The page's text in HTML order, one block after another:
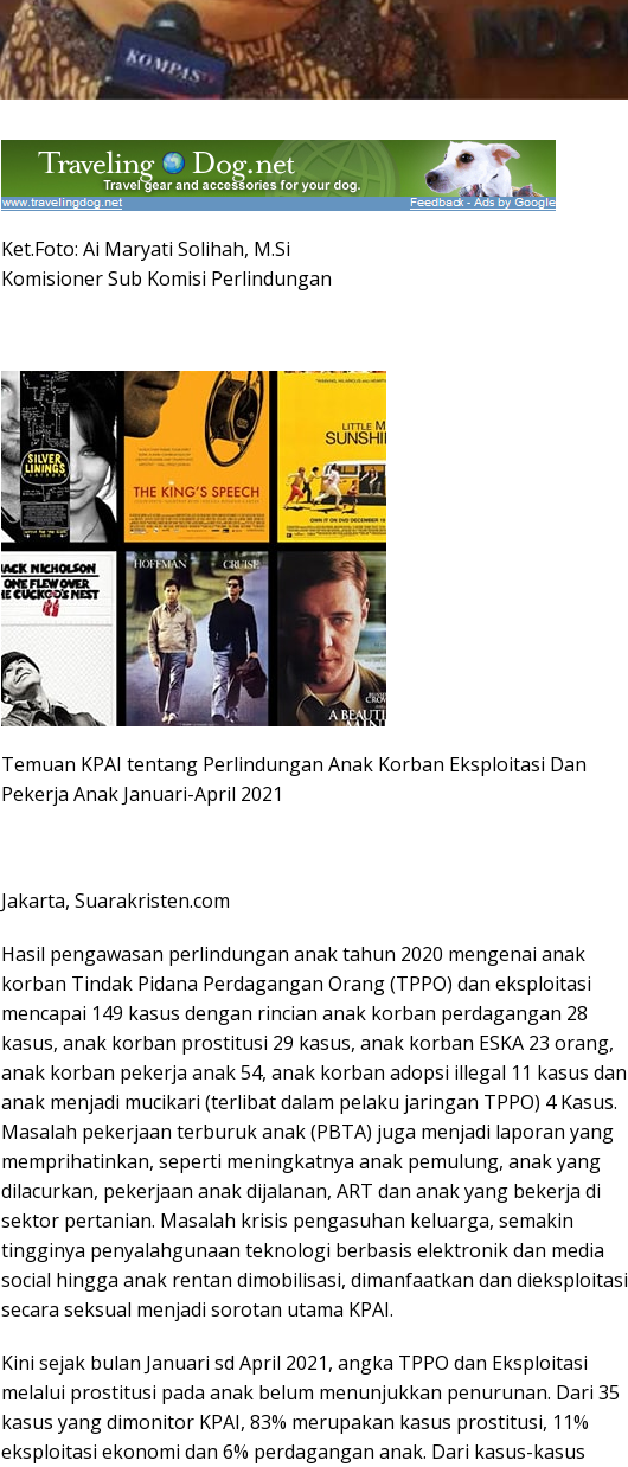
Ket.Foto: Ai Maryati Solihah, M.Si
Komisioner Sub Komisi Perlindungan
Temuan KPAI tentang Perlindungan Anak Korban Eksploitasi Dan
Pekerja Anak Januari-April 2021
Jakarta, Suarakristen.com
Hasil pengawasan perlindungan anak tahun 2020 mengenai anak
korban Tindak Pidana Perdagangan Orang (TPPO) dan eksploitasi
mencapai 149 kasus dengan rincian anak korban perdagangan 28
kasus, anak korban prostitusi 29 kasus, anak korban ESKA 23 orang,
anak korban pekerja anak 54, anak korban adopsi illegal 11 kasus dan
anak menjadi mucikari (terlibat dalam pelaku jaringan TPPO) 4 Kasus.
Masalah pekerjaan terburuk anak (PBTA) juga menjadi laporan yang
memprihatinkan, seperti meningkatnya anak pemulung, anak yang
dilacurkan, pekerjaan anak dijalanan, ART dan anak yang bekerja di
sektor pertanian. Masalah krisis pengasuhan keluarga, semakin
tingginya penyalahgunaan teknologi berbasis elektronik dan media
social hingga anak rentan dimobilisasi, dimanfaatkan dan dieksploitasi
secara seksual menjadi sorotan utama KPAI.
Kini sejak bulan Januari sd April 2021, angka TPPO dan Eksploitasi
melalui prostitusi pada anak belum menunjukkan penurunan. Dari 35
kasus yang dimonitor KPAI, 83% merupakan kasus prostitusi, 11%
eksploitasi ekonomi dan 6% perdagangan anak. Dari kasus-kasus